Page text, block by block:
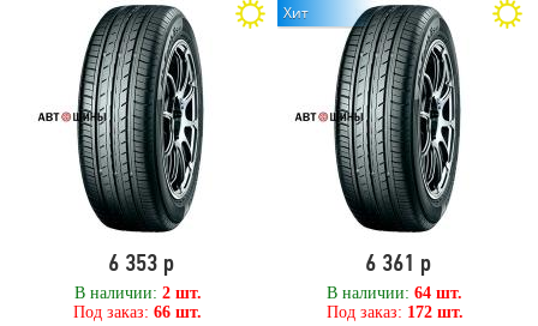
Unigrip
UNISTAR
Viatti
VOLTYRE
VREDESTEIN
WATERFALL
WEST LAKE
WESTLAKE
Windforce
WINDPOWER
Yokohama
ZETA
6 353 р
В наличии: 2 шт.
Под заказ:66 шт.
Хит
6 361 р
В наличии:64 шт.
Под заказ: 172 шт.